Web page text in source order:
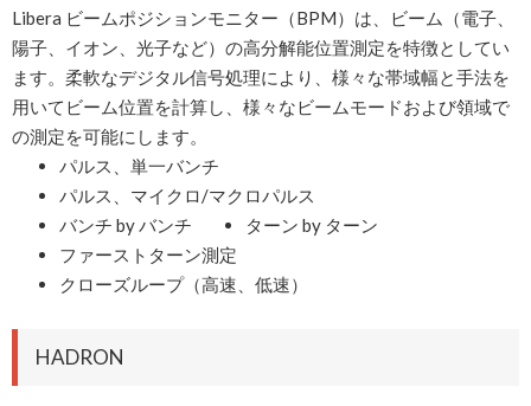
Libera ビームポジションモニター（BPM）は、ビーム（電子、
陽子、イオン、光子など）の高分解能位置測定を特徴としてい
ます。柔軟なデジタル信号処理により、様々な帯域幅と手法を
用いてビーム位置を計算し、様々なビームモードおよび領域で
の測定を可能にします。
パルス、単一バンチ
パルス、マイクロ/マクロパルス
バンチ by バンチ
ターン by ターン
ファーストターン測定
クローズループ（高速、低速）
HADRON